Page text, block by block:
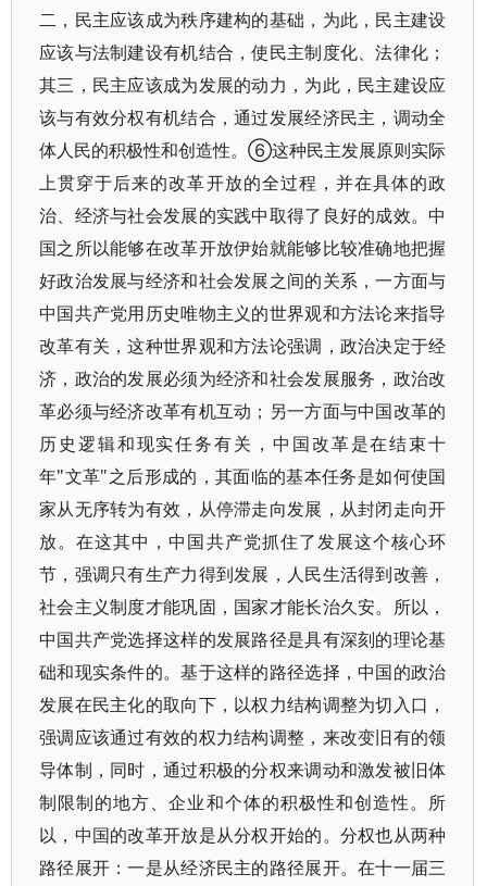
二，民主应该成为秩序建构的基础，为此，民主建设
应该与法制建设有机结合，使民主制度化、法律化；
其三，民主应该成为发展的动力，为此，民主建设应
该与有效分权有机结合，通过发展经济民主，调动全
体人民的积极性和创造性。⑥这种民主发展原则实际
上贯穿于后来的改革开放的全过程，并在具体的政
治、经济与社会发展的实践中取得了良好的成效。中
国之所以能够在改革开放伊始就能够比较准确地把握
好政治发展与经济和社会发展之间的关系，一方面与
中国共产党用历史唯物主义的世界观和方法论来指导
改革有关，这种世界观和方法论强调，政治决定于经
济，政治的发展必须为经济和社会发展服务，政治改
革必须与经济改革有机互动；另一方面与中国改革的
历史逻辑和现实任务有关，中国改革是在结束十
年"文革"之后形成的，其面临的基本任务是如何使国
家从无序转为有效，从停滞走向发展，从封闭走向开
放。在这其中，中国共产党抓住了发展这个核心环
节，强调只有生产力得到发展，人民生活得到改善，
社会主义制度才能巩固，国家才能长治久安。所以，
中国共产党选择这样的发展路径是具有深刻的理论基
础和现实条件的。基于这样的路径选择，中国的政治
发展在民主化的取向下，以权力结构调整为切入口，
强调应该通过有效的权力结构调整，来改变旧有的领
导体制，同时，通过积极的分权来调动和激发被旧体
制限制的地方、企业和个体的积极性和创造性。所
以，中国的改革开放是从分权开始的。分权也从两种
路径展开：一是从经济民主的路径展开。在十一届三